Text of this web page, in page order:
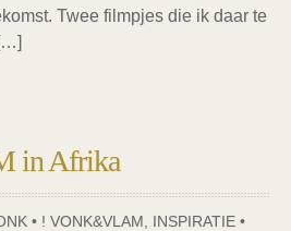
Twee filmpjes die ik daar te
in Afrika
• ! VONK&VLAM INSPIRATIE •